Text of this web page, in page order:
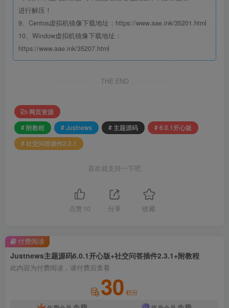
进行解压！
9、Centos虚拟机镜像下载地址：https://www.aae.ink/35201.html
10、Window虚拟机镜像下载地址：
https://www.aae.ink/35207.html
THE END
网页资源
# 附教程
# Justnews # 主题源码
# 6.0.1开心版
# 社交问答插件2.3.1
喜欢就支持一下吧
点赞 10 分享 收藏
Justnews主题源码6.0.1开心版+社交问答插件2.3.1+附教程
此内容为付费阅读，请付费后查看
30 积分
付费阅读